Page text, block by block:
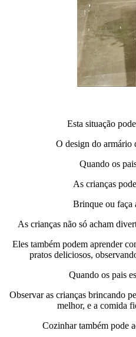
Esta situação
O design do armário
Quando os
As crianças
Brinque ou faça
As crianças não só acham
Eles também podem aprender
pratos deliciosos,
Quando os pais
Observar as crianças brincando
melhor, e a comida
Cozinhar também pode